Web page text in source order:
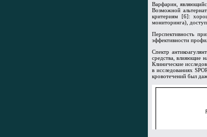
Варфарин,
Возможной
критериям [6]:
мониторинга),
Перспективность
эффективности
Спектр
средства, влияющие
Клинические
в исследованиях
кровотечений был